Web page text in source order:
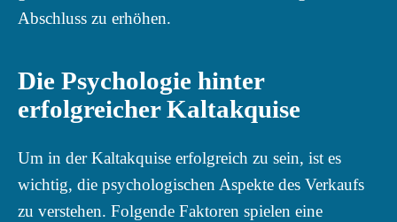
Abschluss zu erhöhen.
Die Psychologie hinter
erfolgreicher Kaltakquise
Um in der Kaltakquise erfolgreich zu sein, ist es
wichtig, die psychologischen Aspekte des Verkaufs
zu verstehen. Folgende Faktoren spielen eine